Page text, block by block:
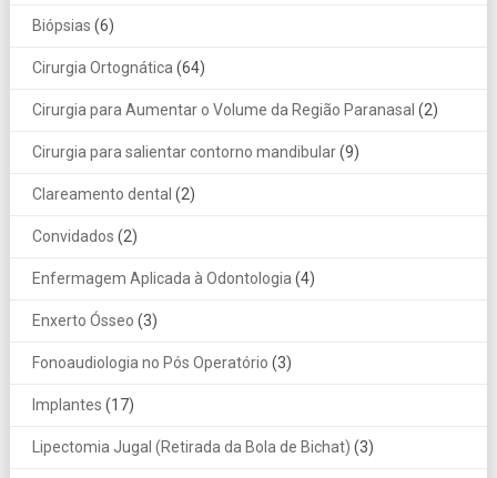
Biópsias (6)
Cirurgia Ortognática (64)
Cirurgia para Aumentar o Volume da Região Paranasal (2)
Cirurgia para salientar contorno mandibular(9)
Clareamento dental (2)
Convidados (2)
Enfermagem Aplicada à Odontologia (4)
Enxerto Ósseo (3)
Fonoaudiologia no Pós Operatório (3)
Implantes (17)
Lipectomia Jugal (Retirada da Bola de Bichat) (3)